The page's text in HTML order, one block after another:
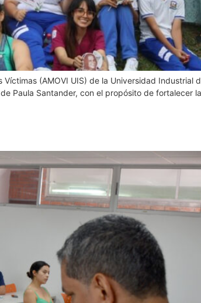
(AMOVI UIS) de la Universidad Industrial
Paula Santander, con el propósito de fortalecer